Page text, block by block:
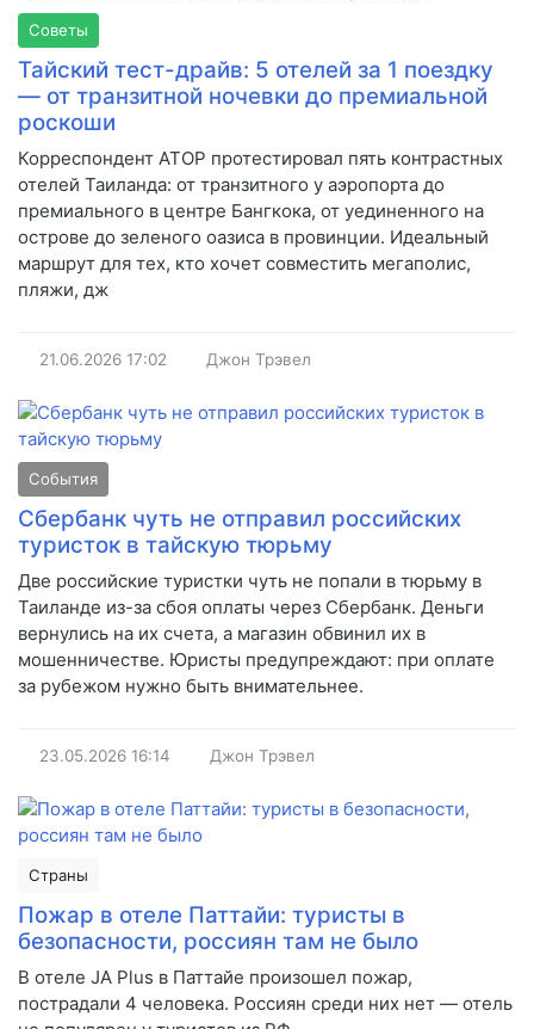
Советы
Тайский тест-драйв: 5 отелей за 1 поездку
— от транзитной ночевки до премиальной
роскоши
Корреспондент АТОР протестировал пять контрастных
отелей Таиланда: от транзитного у аэропорта до
премиального в центре Бангкока, от уединенного на
острове до зеленого оазиса в провинции. Идеальный
маршрут для тех, кто хочет совместить мегаполис,
пляжи, дж
21.06.2026 17:02 Джон Трэвел
События
Сбербанк чуть не отправил российских
туристок в тайскую тюрьму
Две российские туристки чуть не попали в тюрьму в
Таиланде из-за сбоя оплаты через Сбербанк. Деньги
вернулись на их счета, а магазин обвинил их в
мошенничестве. Юристы предупреждают: при оплате
за рубежом нужно быть внимательнее.
23.05.2026 16:14 Джон Трэвел
Страны
Пожар в отеле Паттайи: туристы в
безопасности, россиян там не было
В отеле JA Plus в Паттайе произошел пожар,
пострадали 4 человека. Россиян среди них нет — отель